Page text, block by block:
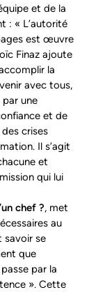
et de la
: « L’autorité
est œuvre
Finaz ajoute
la
avec tous,
une
et de
crises
Il s’agit
et
qui lui
chef ?, met
au
savoir se
que
par la
»​. Cette